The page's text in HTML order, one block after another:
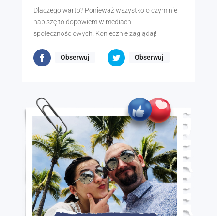
Dlaczego warto? Ponieważ wszystko o czym nie
napiszę to dopowiem w mediach
społecznościowych. Koniecznie zaglądaj!
Obserwuj Obserwuj